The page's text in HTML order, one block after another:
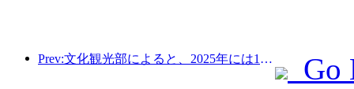
Prev:文化観光部によると、2025年には16,994か所のA級景勝地が75億1000万人の観光客を迎え、5544億9000万元の観光収入を生み出した。 Go